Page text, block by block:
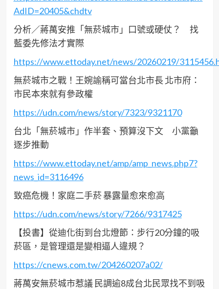
AdID=20405&chdtv
分析／蔣萬安推「無菸城市」口號或硬仗？ 找
藍委先修法才實際
https://www.ettoday.net/news/20260219/
無菸城市之戰！王婉諭稱可當台北市長 北市府：
市民本來就有參政權
https://udn.com/news/story/7323/9321170
台北「無菸城市」作半套、預算沒下文 小黨籲
逐步推動
https://www.ettoday.net/amp/amp_news.php7?
news_id=3116496
致癌危機！家庭二手菸 暴露量愈來愈高
https://udn.com/news/story/7266/9317425
【投書】從迪化街到台北燈節：步行20分鐘的吸
菸區，是管理還是變相逼人違規？
https://cnews.com.tw/204260207a02/
蔣萬安無菸城市惹議 民調逾8成台北民眾找不到吸